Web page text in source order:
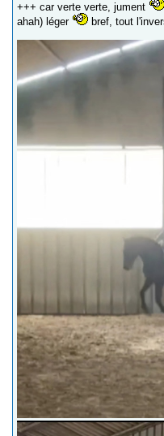
+++ car verte verte, jument
ahah) léger
bref, tout